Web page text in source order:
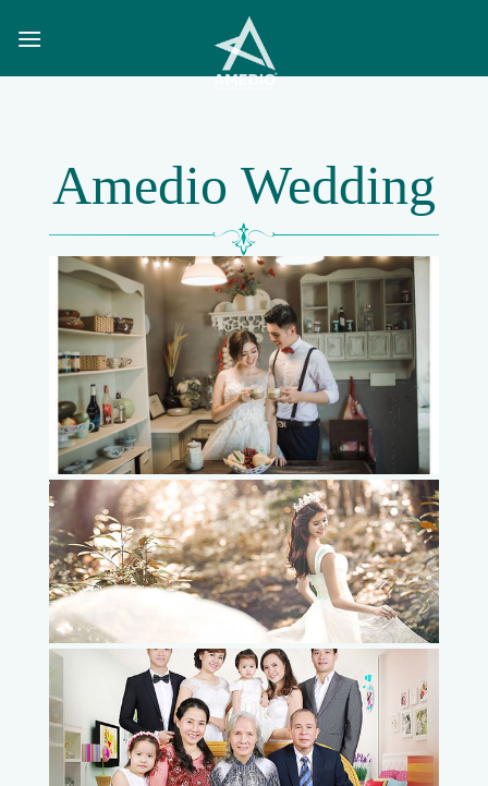
Amedio Wedding